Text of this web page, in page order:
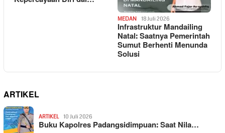
MEDAN 18 Juli 2026
Infrastruktur Mandailing
Natal: Saatnya Pemerintah
Sumut Berhenti Menunda
Solusi
ARTIKEL
ARTIKEL 10 Juli 2026
Buku Kapolres Padangsidimpuan: Saat Nila…